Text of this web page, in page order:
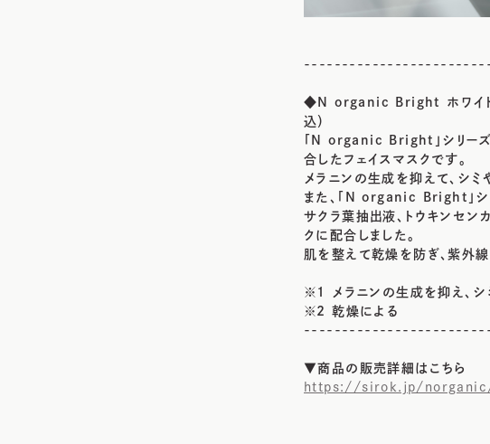
◆N organic Bright ホワイト
込）
「N organic Bright」シリー
合したフェイスマスクです。
メラニンの生成を抑えて、シ
また、「N organic Bright」シ
サクラ葉抽出液、トウキンセン
クに配合しました。
肌を整えて乾燥を防ぎ、紫外
※1 メラニンの生成を抑え、シ
※2 乾燥による
▼商品の販売詳細はこちら
https://sirok.jp/norganic/